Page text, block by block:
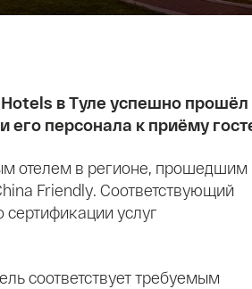
Hotels в Туле успешно
его персонала к приёму
отелем в регионе, прошедшим
Friendly. Соответствующий
сертификации услуг
соответствует требуемым